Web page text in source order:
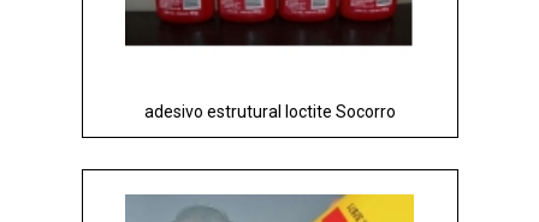
adesivo estrutural loctite Socorro